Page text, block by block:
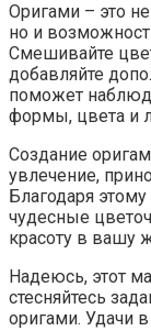
Оригами – это
но и
Смешивайте
добавляйте
поможет
формы, цвета и
Создание
увлечение,
Благодаря
чудесные
красоту в вашу
Надеюсь, этот
стесняйтесь
оригами. Удачи